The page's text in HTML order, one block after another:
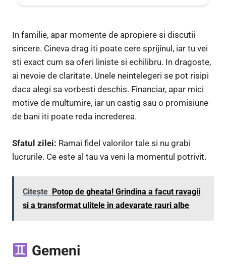
In familie, apar momente de apropiere si discutii
sincere. Cineva drag iti poate cere sprijinul, iar tu vei
sti exact cum sa oferi liniste si echilibru. In dragoste,
ai nevoie de claritate. Unele neintelegeri se pot risipi
daca alegi sa vorbesti deschis. Financiar, apar mici
motive de multumire, iar un castig sau o promisiune
de bani iti poate reda increderea.
Sfatul zilei: Ramai fidel valorilor tale si nu grabi
lucrurile. Ce este al tau va veni la momentul potrivit.
Citește Potop de gheata! Grindina a facut ravagii
si a transformat ulitele in adevarate rauri albe
Gemeni